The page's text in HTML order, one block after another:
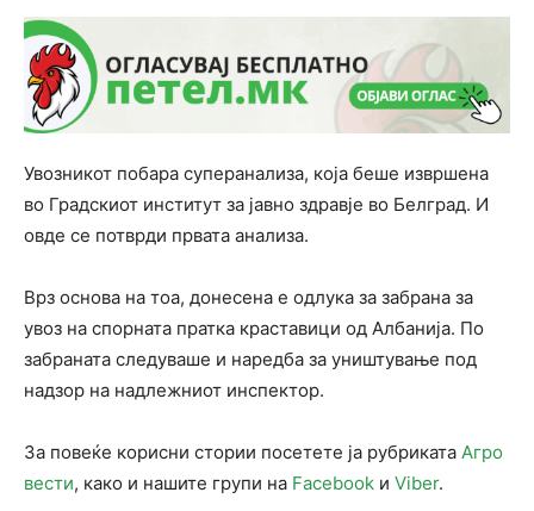
Увозникот побара суперанализа, која беше извршена
во Градскиот институт за јавно здравје во Белград. И
овде се потврди првата анализа.
Врз основа на тоа, донесена е одлука за забрана за
увоз на спорната пратка краставици од Албанија. По
забраната следуваше и наредба за уништување под
надзор на надлежниот инспектор.
За повеќе корисни стории посетете ја рубриката Агро
вести, како и нашите групи на Facebook и Viber.